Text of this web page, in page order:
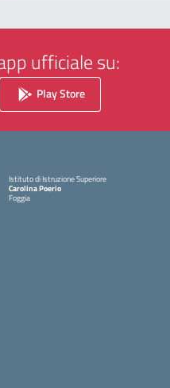
ufficiale su:
Play Store
Istituto di Istruzione Superiore
Carolina Poerio
Foggia
— Visita la pagina iniziale della scuola